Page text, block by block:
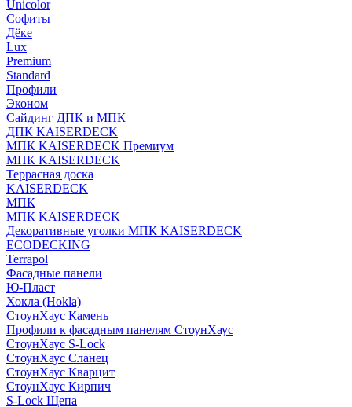
Unicolor
Софиты
Дёке
Lux
Premium
Standard
Профили
Эконом
Сайдинг ДПК и МПК
ДПК KAISERDECK
МПК KAISERDECK Премиум
МПК KAISERDECK
Террасная доска
KAISERDECK
МПК
МПК KAISERDECK
Декоративные уголки МПК KAISERDECK
ECODECKING
Terrapol
Фасадные панели
Ю-Пласт
Хокла (Hokla)
СтоунХаус Камень
Профили к фасадным панелям СтоунХаус
СтоунХаус S-Lock
СтоунХаус Сланец
СтоунХаус Кварцит
СтоунХаус Кирпич
S-Lock Щепа